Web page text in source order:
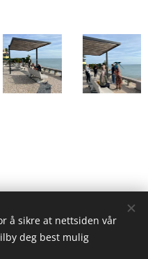
å sikre at nettsiden vår
deg best mulig